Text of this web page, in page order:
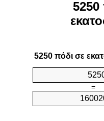
5250
5250 πόδι σε
=